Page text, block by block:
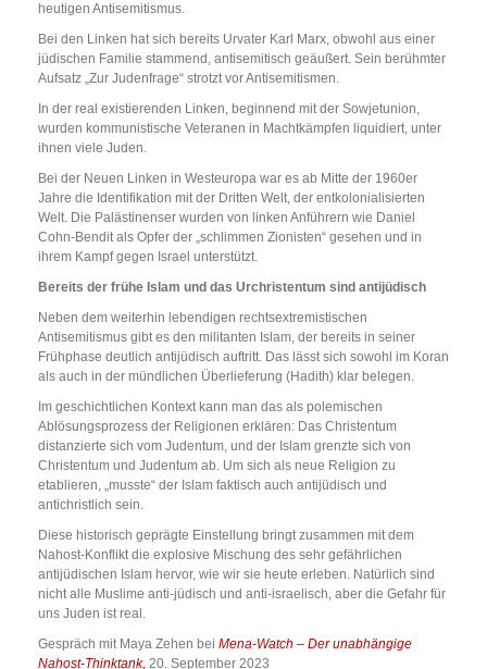
heutigen Antisemitismus.
Bei den Linken hat sich bereits Urvater Karl Marx, obwohl aus einer
jüdischen Familie stammend, antisemitisch geäußert. Sein berühmter
Aufsatz „Zur Judenfrage“ strotzt vor Antisemitismen.
In der real existierenden Linken, beginnend mit der Sowjetunion,
wurden kommunistische Veteranen in Machtkämpfen liquidiert, unter
ihnen viele Juden.
Bei der Neuen Linken in Westeuropa war es ab Mitte der 1960er
Jahre die Identifikation mit der Dritten Welt, der entkolonialisierten
Welt. Die Palästinenser wurden von linken Anführern wie Daniel
Cohn-Bendit als Opfer der „schlimmen Zionisten“ gesehen und in
ihrem Kampf gegen Israel unterstützt.
Bereits der frühe Islam und das Urchristentum sind antijüdisch
Neben dem weiterhin lebendigen rechtsextremistischen
Antisemitismus gibt es den militanten Islam, der bereits in seiner
Frühphase deutlich antijüdisch auftritt. Das lässt sich sowohl im Koran
als auch in der mündlichen Überlieferung (Hadith) klar belegen.
Im geschichtlichen Kontext kann man das als polemischen
Ablösungsprozess der Religionen erklären: Das Christentum
distanzierte sich vom Judentum, und der Islam grenzte sich von
Christentum und Judentum ab. Um sich als neue Religion zu
etablieren, „musste“ der Islam faktisch auch antijüdisch und
antichristlich sein.
Diese historisch geprägte Einstellung bringt zusammen mit dem
Nahost-Konflikt die explosive Mischung des sehr gefährlichen
antijüdischen Islam hervor, wie wir sie heute erleben. Natürlich sind
nicht alle Muslime anti-jüdisch und anti-israelisch, aber die Gefahr für
uns Juden ist real.
Gespräch mit Maya Zehen bei Mena-Watch – Der unabhängige
Nahost-Thinktank, 20. September 2023